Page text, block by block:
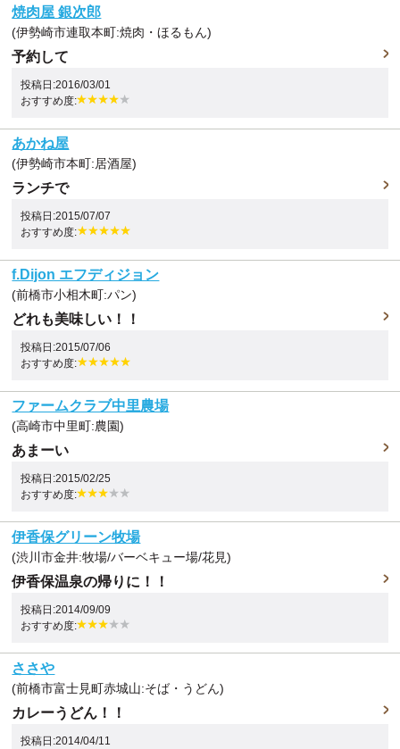
焼肉屋 銀次郎
(伊勢崎市連取本町:焼肉・ほるもん)
予約して
投稿日:2016/03/01
おすすめ度:
あかね屋
(伊勢崎市本町:居酒屋)
ランチで
投稿日:2015/07/07
おすすめ度:
f.Dijon エフディジョン
(前橋市小相木町:パン)
どれも美味しい！！
投稿日:2015/07/06
おすすめ度:
ファームクラブ中里農場
(高崎市中里町:農園)
あまーい
投稿日:2015/02/25
おすすめ度:
伊香保グリーン牧場
(渋川市金井:牧場/バーベキュー場/花見)
伊香保温泉の帰りに！！
投稿日:2014/09/09
おすすめ度:
ささや
(前橋市富士見町赤城山:そば・うどん)
カレーうどん！！
投稿日:2014/04/11